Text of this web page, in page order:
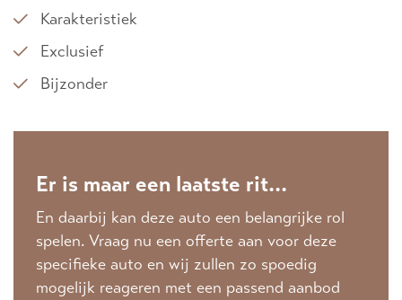
Karakteristiek
Exclusief
Bijzonder
Er is maar een laatste rit...
En daarbij kan deze auto een belangrijke rol
spelen. Vraag nu een offerte aan voor deze
specifieke auto en wij zullen zo spoedig
mogelijk reageren met een passend aanbod